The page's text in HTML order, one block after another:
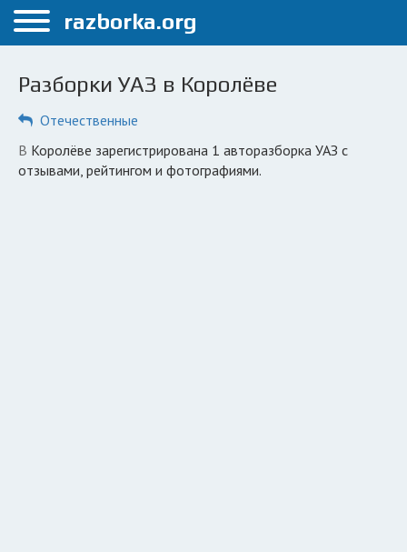
Меню
Королёв
ПОЛЬЗОВАТЕЛЯМ
Каталог разборок
Разборки УАЗ в Королёве
Отечественные
в Королёве зарегистрирована 1 авторазборка УАЗ с
отзывами, рейтингом и фотографиями.
razborka.org